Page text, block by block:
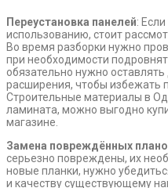
Переустановка панелей:
использованию, стоит
Во время разборки нужно
при необходимости
обязательно нужно
расширения, чтобы избежать
Строительные материалы в
ламината, можно выгодно
магазине.
Замена повреждённых
серьезно повреждены, их
новые планки, нужно
и качеству существующему